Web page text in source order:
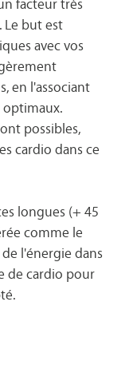
but est
avec vos
en l'associant
optimaux.
possibles,
cardio dans ce
longues (+ 45
comme le
l'énergie dans
de cardio pour